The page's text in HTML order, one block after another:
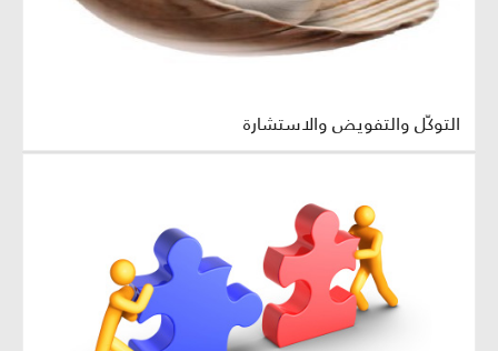
التوكّل والتفويض والاستشارة